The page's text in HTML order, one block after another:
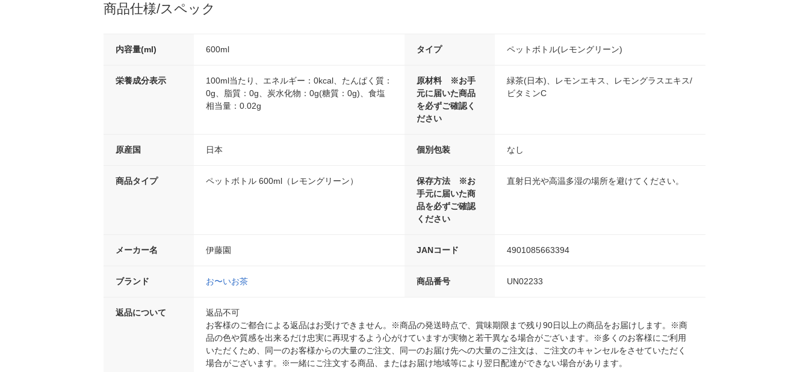
商品仕様/スペック
内容量(ml) 600ml タイプ ペットボトル(レモングリーン)
栄養成分表示
100ml当たり、エネルギー：0kcal、たんぱく質：
0g、脂質：0g、炭水化物：0g(糖質：0g)、食塩
相当量：0.02g
原材料 ※お手
元に届いた商品
を必ずご確認く
ださい
緑茶(日本)、レモンエキス、レモングラスエキス/
ビタミンC
原産国 日本 個別包装 なし
商品タイプ ペットボトル 600ml（レモングリーン）
保存方法 ※お
手元に届いた商
品を必ずご確認
ください
直射日光や高温多湿の場所を避けてください。
メーカー名 伊藤園 JANコード 4901085663394
ブランド お〜いお茶 商品番号 UN02233
返品について
返品不可
お客様のご都合による返品はお受けできません。※商品の発送時点で、賞味期限まで残り90日以上の商品をお届けします。※商
品の色や質感を出来るだけ忠実に再現するよう心がけていますが実物と若干異なる場合がございます。※多くのお客様にご利用
いただくため、同一のお客様からの大量のご注文、同一のお届け先への大量のご注文は、ご注文のキャンセルをさせていただく
場合がございます。※一緒にご注文する商品、またはお届け地域等により翌日配達ができない場合があります。